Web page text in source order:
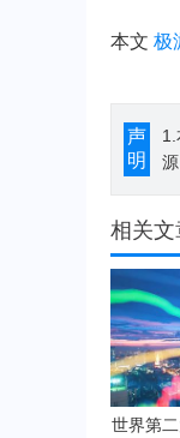
本文 极
声
明
相关文
世界第